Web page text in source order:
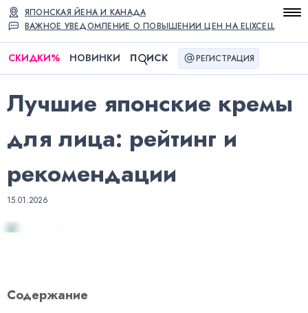
ВАЖНОЕ УВЕДОМЛЕНИЕ О ПОВЫШЕНИИ ЦЕН НА ELIXCELL
ЯПОНСКАЯ ЙЕНА И КАНАДА
СКИДКИ% НОВИНКИ П ИСК РЕГИСТРАЦИЯ
Лучшие японские кремы
для лица: рейтинг и
рекомендации
15.01.2026
Содержание